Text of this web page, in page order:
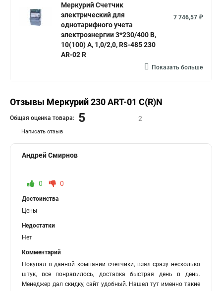
Меркурий Счетчик
электрический для
однотарифного учета
электроэнергии 3*230/400 В,
10(100) А, 1,0/2,0, RS-485 230
AR-02 R
7 746,57 ₽
Показать больше
Отзывы Меркурий 230 АRT-01 С(R)N
Написать отзыв
Общая оценка товара: 5 2
Андрей Смирнов
0 0
Достоинства
Цены
Недостатки
Нет
Комментарий
Покупал в данной компании счетчики, взял сразу несколько
штук, все понравилось, доставка быстрая день в день.
Менеджер дал скидку, сайт удобный. Нашел тут именно такие